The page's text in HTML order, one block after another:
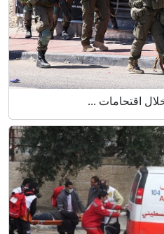
اقتحامات ...